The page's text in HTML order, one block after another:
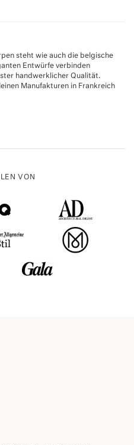
steht wie auch die belgische
Entwürfe verbinden
handwerklicher Qualität.
Manufakturen in Frankreich
VON